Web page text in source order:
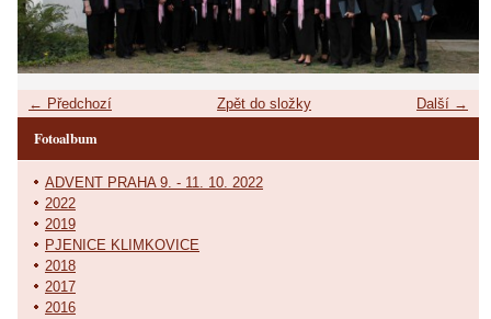
← Předchozí Další →
Zpět do složky
Fotoalbum
ADVENT PRAHA 9. - 11. 10. 2022
2022
2019
PJENICE KLIMKOVICE
2018
2017
2016